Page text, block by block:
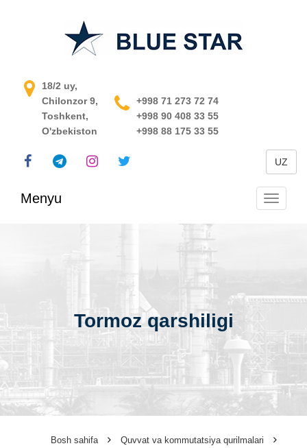
O'zbekistondagi jarayonni
boshqarish tizimi
18/2 uy,
Chilonzor 9,
Toshkent,
O'zbekiston
+998 71 273 72 74
+998 90 408 33 55
+998 88 175 33 55
UZ
Menyu
Tormoz qarshiligi
Bosh sahifa Quvvat va kommutatsiya qurilmalari